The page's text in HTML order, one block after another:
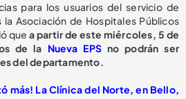
para los usuarios del servicio de
Asociación de Hospitales Públicos
quea partir de este miércoles, 5 de
de la Nueva EPS no podrán ser
del departamento.
más! La Clínica del Norte, en Bello,